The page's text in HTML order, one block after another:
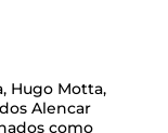
Hugo Motta,
Alencar
como